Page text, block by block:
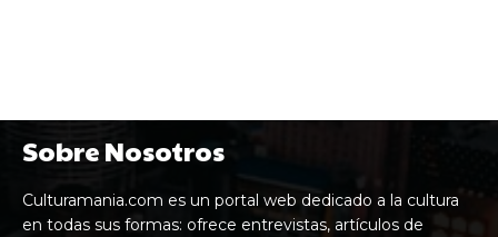
Sobre Nosotros
Culturamania.com es un portal web dedicado a la cultura
en todas sus formas: ofrece entrevistas, artículos de